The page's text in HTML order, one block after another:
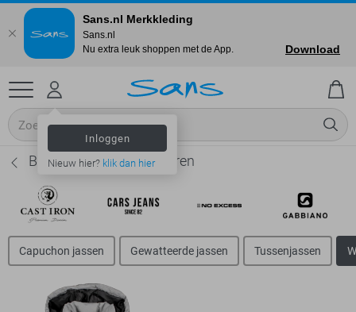
Inloggen
Nieuw hier? klik dan hier
Ballin Winterjassen - Heren
Capuchon jassen Gewatteerde jassen Tussenjassen
Sans.nl Merkkleding
Sans.nl
Nu extra leuk shoppen met de App.
Download